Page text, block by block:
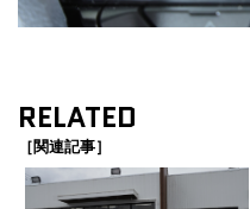
RELATED
［関連記事］